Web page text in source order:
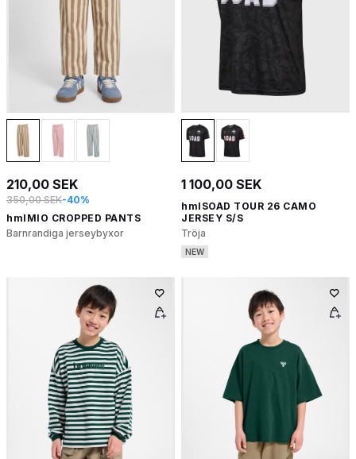
210,00 SEK
350,00 SEK-40%
hmlMIO CROPPED PANTS
Barnrandiga jerseybyxor
1 100,00 SEK
hmlSOAD TOUR 26 CAMO
JERSEY S/S
Tröja
NEW